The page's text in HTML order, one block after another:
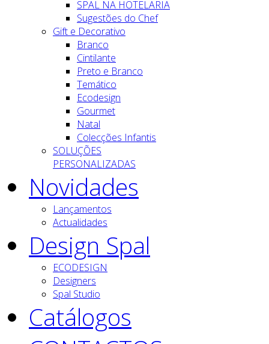
SPAL NA HOTELARIA
Sugestões do Chef
Gift e Decorativo
Branco
Cintilante
Preto e Branco
Temático
Ecodesign
Gourmet
Natal
Colecções Infantis
SOLUÇÕES
PERSONALIZADAS
Novidades
Lançamentos
Actualidades
Design Spal
ECODESIGN
Designers
Spal Studio
Catálogos